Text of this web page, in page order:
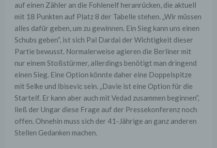
auf einen Zähler an die Fohlenelf heranrücken, die aktuell
mit 18 Punkten auf Platz 8 der Tabelle stehen. „Wir müssen
alles dafür geben, um zu gewinnen. Ein Sieg kann uns einen
Schubs geben“, ist sich Pal Dardai der Wichtigkeit dieser
Partie bewusst. Normalerweise agieren die Berliner mit
nur einem Stoßstürmer, allerdings benötigt man dringend
einen Sieg. Eine Option könnte daher eine Doppelspitze
mit Selke und Ibisevic sein. „Davie ist eine Option für die
Startelf. Er kann aber auch mit Vedad zusammen beginnen”,
ließ der Ungar diese Frage auf der Pressekonferenz noch
offen. Ohnehin muss sich der 41-Jährige an ganz anderen
Stellen Gedanken machen.